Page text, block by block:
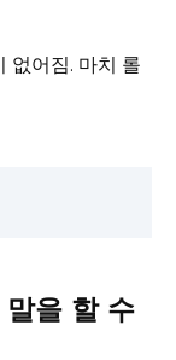
없어짐. 마치 롤
을 할 수